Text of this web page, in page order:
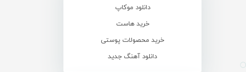
دانلود موکاپ
خرید هاست
خرید محصولات پوستی
دانلود آهنگ جدید